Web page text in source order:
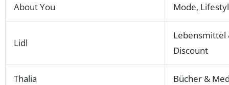
About You Mode,
Lidl
Lebensmittel
Discount
Thalia Bücher &